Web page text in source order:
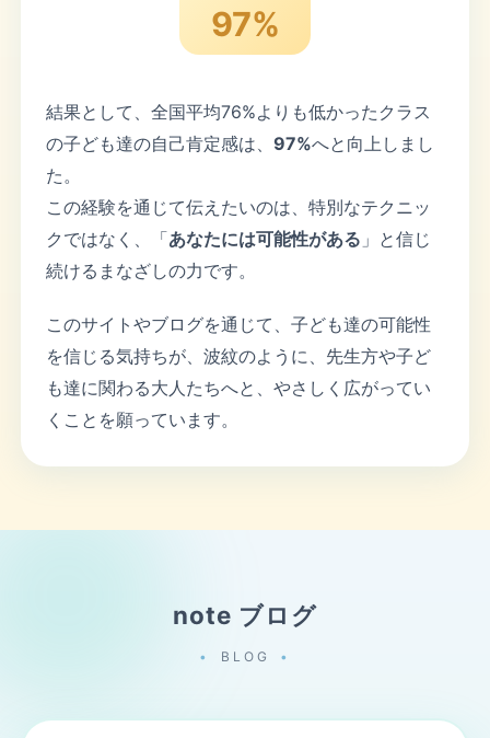
97%
結果として、全国平均76%よりも低かったクラス
の子ども達の自己肯定感は、 97%へと向上しまし
た。
この経験を通じて伝えたいのは、特別なテクニッ
クではなく、「あなたには可能性がある 」と信じ
続けるまなざしの力です。
このサイトやブログを通じて、子ども達の可能性
を信じる気持ちが、波紋のように、先生方や子ど
も達に関わる大人たちへと、やさしく広がってい
くことを願っています。
note ブログ
BLOG